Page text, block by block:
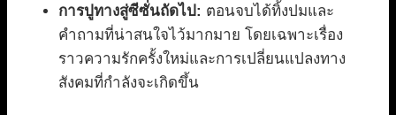
การปูทางสู่ซีซั่นถัดไป: ตอนจบได้ทิ้งปมและ
คำถามที่น่าสนใจไว้มากมาย โดยเฉพาะเรื่อง
ราวความรักครั้งใหม่และการเปลี่ยนแปลงทาง
สังคมที่กำลังจะเกิดขึ้น